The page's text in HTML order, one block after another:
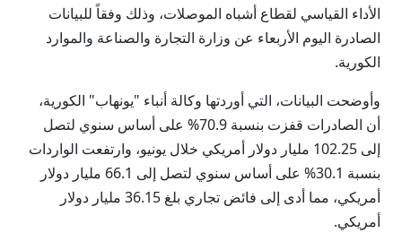
الأداء القياسي لقطاع أشباه الموصلات، وذلك وفقاً للبيانات
الصادرة اليوم الأربعاء عن وزارة التجارة والصناعة والموارد
الكورية.
وأوضحت البيانات، التي أوردتها وكالة أنباء "يونهاب" الكورية،
أن الصادرات قفزت بنسبة 70.9% على أساس سنوي لتصل
إلى 102.25 مليار دولار أمريكي خلال يونيو، وارتفعت الواردات
بنسبة 30.1% على أساس سنوي لتصل إلى 66.1 مليار دولار
أمريكي، مما أدى إلى فائض تجاري بلغ 36.15 مليار دولار
أمريكي.